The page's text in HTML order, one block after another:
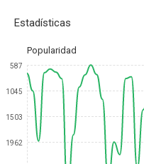
Estadísticas
Popularidad
587
1045
1503
1962